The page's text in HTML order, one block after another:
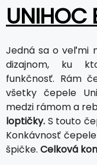
UNIHOC
Jedná sa o veľmi
dizajnom, ku
funkčnosť. Rám
všetky čepele
medzi rámom a
loptičky. S touto
Konkávnosť
špičke. Celková